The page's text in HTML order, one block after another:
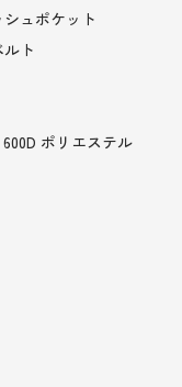
ュポケット
ト
ポリエステル